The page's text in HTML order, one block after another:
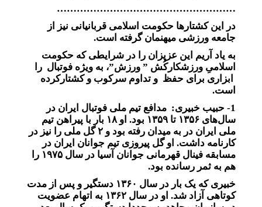
………………………………………………
در این کشتارها حکومت اسلامی قربانیانی نیز از
جامعه ورزشی میهنمان گرفته است.
به یاد آریم این عزیزان را در شرایطی که حکومت
اسلامیِ ورزشکارکُش ” ورزش”، به ویژه فوتبال را
ابزاری برای حفظ و تداوم سرکوب و کشتارکرده
است.
1- حبیب خبیری: مدافع تیم ملی فوتبال ایران در
سال‌های ۱۳۵۶ تا ۱۳۵۹ بود. او ۱۸ بار با پیراهن تیم
ملی ایران در به میدان رفته بود و ۲ گل ملی را نیز در
کارنامه داشت. او گل پیروزی تیم جوانان ایران در
مسابقه فینال قهرمانی جوانان آسیا در سال ۱۹۷۵ را
هم به ثمر رسانده بود.
خبیری که یک بار در سال ۱۳۶۰ دستگیر و پس از مدت
کوتاهی آزاد شد. او در سال ۱۳۶۲ به اتهام عضویت